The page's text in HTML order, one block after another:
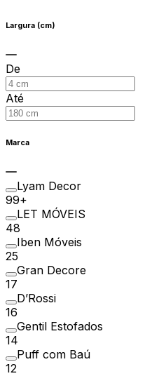
Largura (cm)
De
Até
Marca
Lyam Decor
99+
LET MÓVEIS
48
Iben Móveis
25
Gran Decore
17
D’Rossi
16
Gentil Estofados
14
Puff com Baú
12